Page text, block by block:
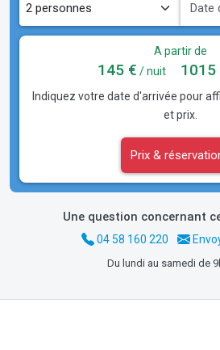
A partir de
145 € / nuit 1015
Indiquez votre date d'arrivée pour
et prix.
Prix &
Une question concernant
04 58 160 220
Du lundi au samedi de